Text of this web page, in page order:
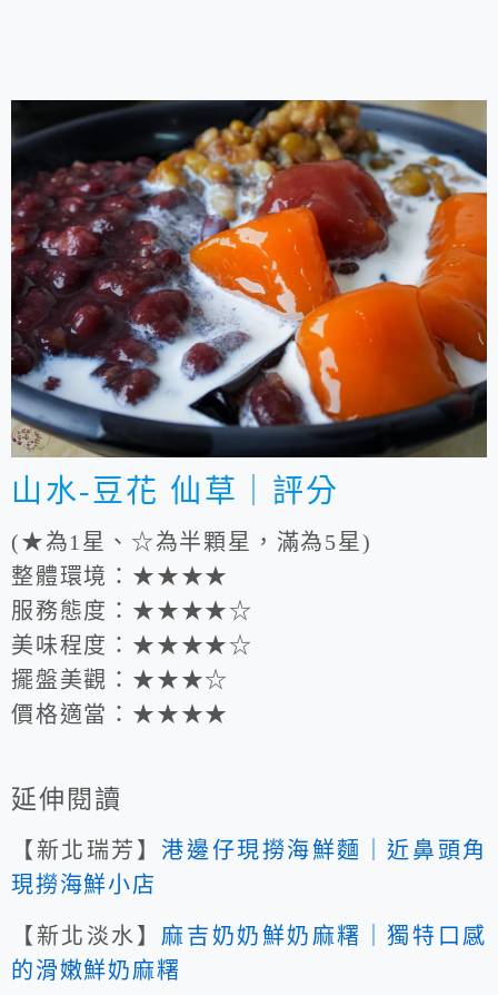
山水-豆花 仙草｜評分
(★為1星、☆為半顆星，滿為5星)
整體環境：★★★★
服務態度：★★★★☆
美味程度：★★★★☆
擺盤美觀：★★★☆
價格適當：★★★★
延伸閱讀
【新北瑞芳】 港邊仔現撈海鮮麵｜近鼻頭角
現撈海鮮小店
【新北淡水】 麻吉奶奶鮮奶麻糬｜獨特口感
的滑嫩鮮奶麻糬